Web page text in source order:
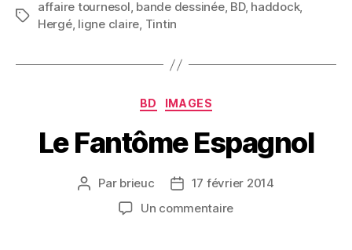
(et
Étiquettes
affaire tournesol, bande dessinée, BD, haddock,
Hergé, ligne claire, Tintin
Catégories
BD IMAGES
Le Fantôme Espagnol
Auteur
l’article
Par brieuc
Date17 février 2014
Un commentairesur